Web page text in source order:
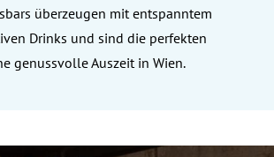
überzeugen mit entspanntem
Drinks und sind die perfekten
genussvolle Auszeit in Wien.